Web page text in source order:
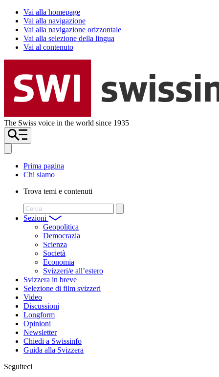
Vai alla homepage
Vai alla navigazione
Vai alla navigazione orizzontale
Vai alla selezione della lingua
Vai al contenuto
The Swiss voice in the world since 1935
Prima pagina
Chi siamo
Trova temi e contenuti
Cerca
Sezioni
Geopolitica
Democrazia
Scienza
Società
Economia
Svizzeri/e all’estero
Svizzera in breve
Selezione di film svizzeri
Video
Discussioni
Longform
Opinioni
Newsletter
Chiedi a Swissinfo
Guida alla Svizzera
Seguiteci